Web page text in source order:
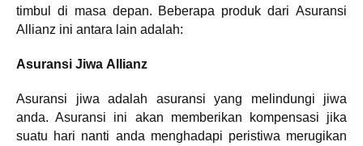
timbul di masa depan. Beberapa produk dari Asuransi
Allianz ini antara lain adalah:
Asuransi Jiwa Allianz
Asuransi jiwa adalah asuransi yang melindungi jiwa
anda. Asuransi ini akan memberikan kompensasi jika
suatu hari nanti anda menghadapi peristiwa merugikan